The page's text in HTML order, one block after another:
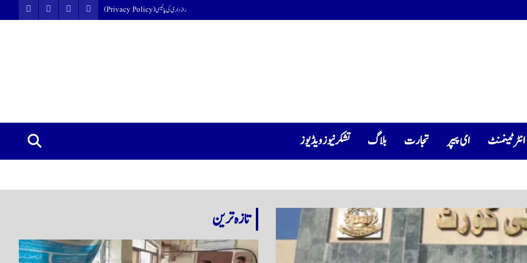
رازداری کی پالیسی (Privacy Policy)
انٹرٹینمنٹ ای پیپر تجارت بلاگ تشکرنیوز ویڈیوز
تازہ ترین